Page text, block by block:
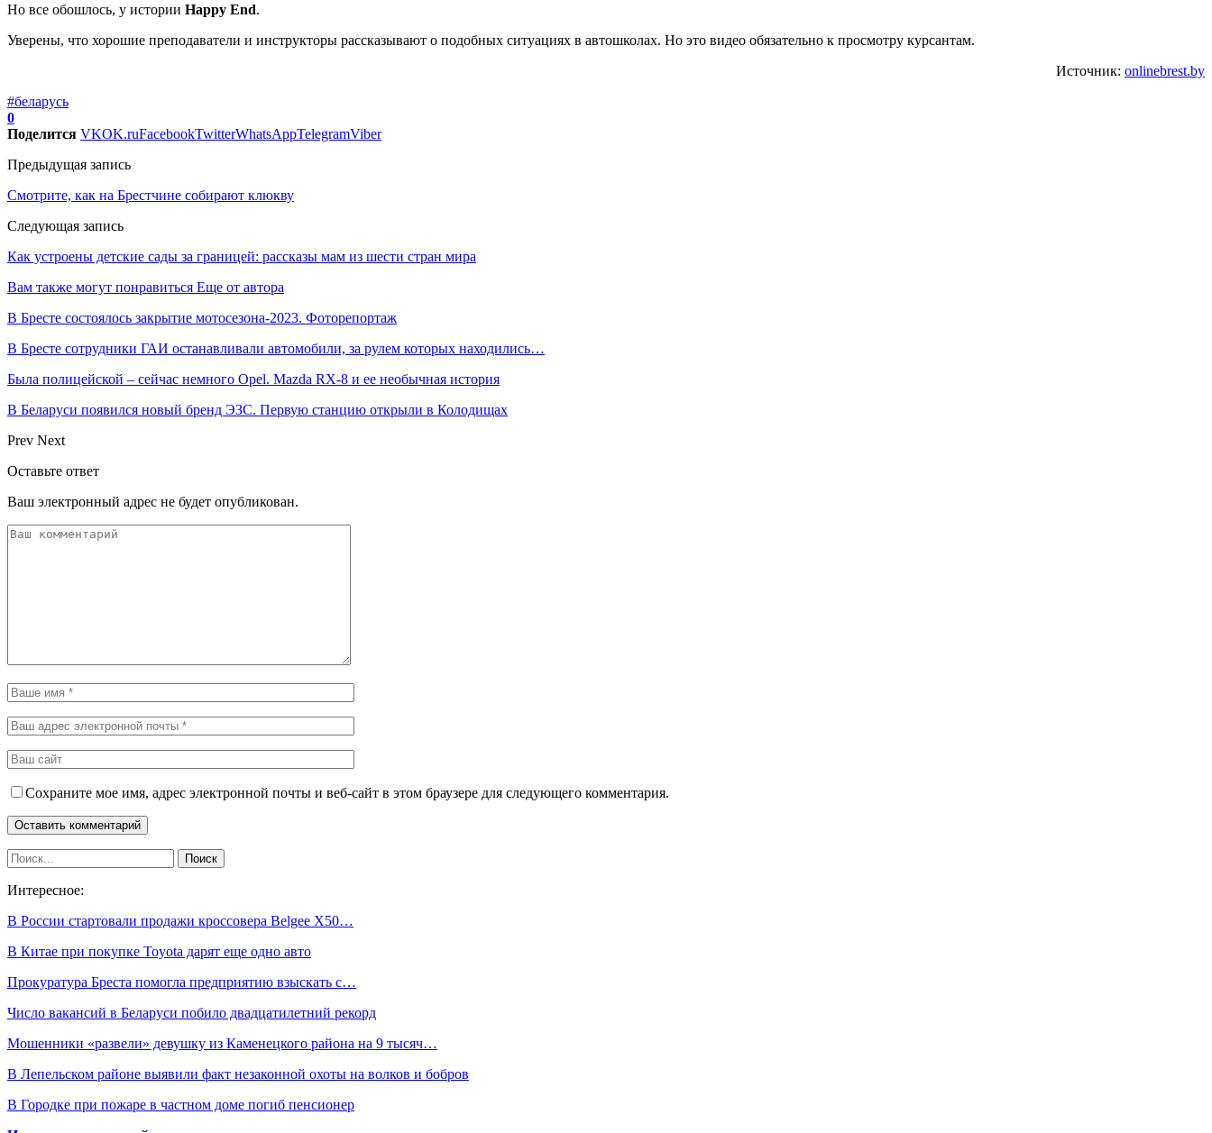
Но все обошлось, у истории Happy End.
Уверены, что хорошие преподаватели и инструкторы рассказывают о подобных ситуациях в автошколах. Но это видео обязательно к просмотру курсантам.
Источник: onlinebrest.by
#беларусь
0
Поделится VKOK.ruFacebookTwitterWhatsAppTelegramViber
Предыдущая запись
Смотрите, как на Брестчине собирают клюкву
Следующая запись
Как устроены детские сады за границей: рассказы мам из шести стран мира
Вам также могут понравиться Еще от автора
В Бресте состоялось закрытие мотосезона-2023. Фоторепортаж
В Бресте сотрудники ГАИ останавливали автомобили, за рулем которых находились…
Была полицейской – сейчас немного Opel. Mazda RX-8 и ее необычная история
В Беларуси появился новый бренд ЭЗС. Первую станцию открыли в Колодищах
Prev Next
Оставьте ответ
Ваш электронный адрес не будет опубликован.
Сохраните мое имя, адрес электронной почты и веб-сайт в этом браузере для следующего комментария.
Интересное:
В России стартовали продажи кроссовера Belgee X50…
В Китае при покупке Toyota дарят еще одно авто
Прокуратура Бреста помогла предприятию взыскать с…
Число вакансий в Беларуси побило двадцатилетний рекорд
Мошенники «развели» девушку из Каменецкого района на 9 тысяч…
В Лепельском районе выявили факт незаконной охоты на волков и бобров
В Городке при пожаре в частном доме погиб пенсионер